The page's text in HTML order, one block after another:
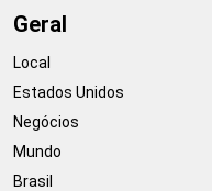
Geral
Local
Estados Unidos
Negócios
Mundo
Brasil